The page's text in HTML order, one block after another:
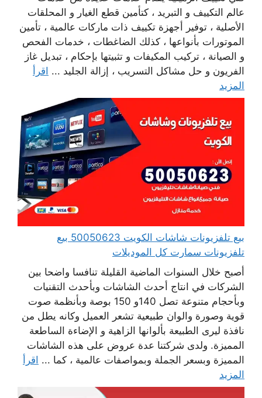
عالم التكييف و التبريد ، كتأمين قطع الغيار و المحلقات
الأصلية ، توفير أجهزة تكييف ذات ماركات عالمية ، تأمين
الموتورات بأنواعها ، كذلك الضاغطات ، خدمات الفحص
و الصيانة ، تركيب المكيفات و تثبيتها بإحكام ، تبديل غاز
الفريون و حل مشاكل التسريب ، إزالة الجليد ... اقرأ
المزيد
بيع تلفزيونات شاشات الكويت 50050623 بيع
تلفزيونات سمارت كل الموديلات
أصبح خلال السنوات الماضية القليلة تنافسا واضحا بين
الشركات في انتاج أحدث الشاشات وبأحدث التقنيات
وبأحجام متنوعة تصل 140و 150 بوصة وبأنظمة صوت
قوية وصورة والوان طبيعية تشعر العميل وكانه يطل من
نافذة ليرى الطبيعة بألوانها الزاهية و الإضاءة الساطعة
المميزة. ولدى شركتنا عدة عروض على هذه الشاشات
المميزة وبسعر الجملة وبمواصفات عالمية ، كما ... اقرأ
المزيد